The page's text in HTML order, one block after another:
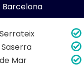
Barcelona
Mar